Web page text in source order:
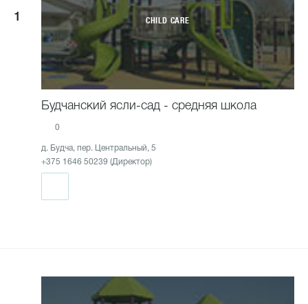
1 CHILD CARE
Будчанский ясли-сад - средняя школа
0
д. Будча, пер. Центральный, 5
+375 1646 50239 (Директор)